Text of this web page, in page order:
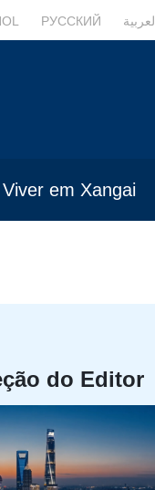
РУССКИЙ العربية
Viver em Xangai
do Editor